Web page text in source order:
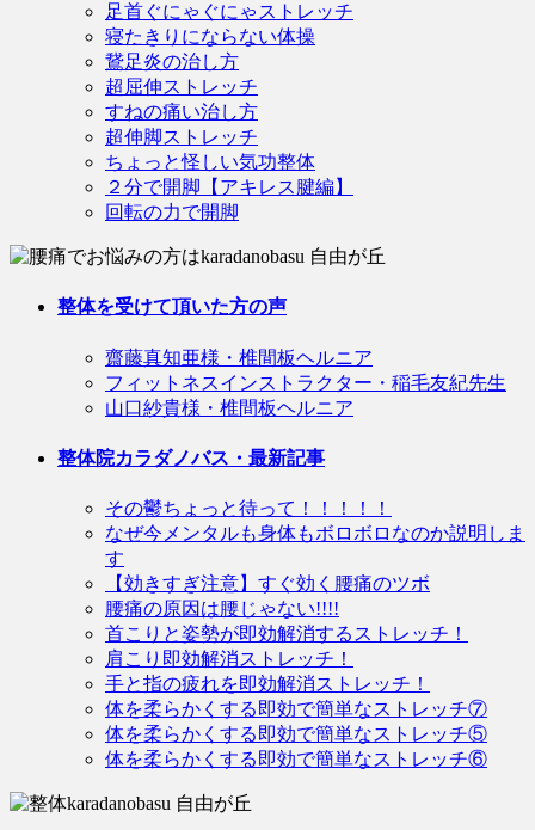
足首ぐにゃぐにゃストレッチ
寝たきりにならない体操
鵞足炎の治し方
超屈伸ストレッチ
すねの痛い治し方
超伸脚ストレッチ
ちょっと怪しい気功整体
２分で開脚【アキレス腱編】
回転の力で開脚
整体を受けて頂いた方の声
齋藤真知亜様・椎間板ヘルニア
フィットネスインストラクター・稲毛友紀先生
山口紗貴様・椎間板ヘルニア
整体院カラダノバス・最新記事
その鬱ちょっと待って！！！！！
なぜ今メンタルも身体もボロボロなのか説明しま
す
【効きすぎ注意】すぐ効く腰痛のツボ
腰痛の原因は腰じゃない!!!!
首こりと姿勢が即効解消するストレッチ！
肩こり即効解消ストレッチ！
手と指の疲れを即効解消ストレッチ！
体を柔らかくする即効で簡単なストレッチ⑦
体を柔らかくする即効で簡単なストレッチ⑤
体を柔らかくする即効で簡単なストレッチ⑥